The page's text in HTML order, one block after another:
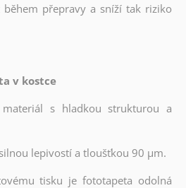
během přepravy a sníží tak riziko
v kostce
s hladkou strukturou a
lepivostí a tloušťkou 90 µm.
tisku je fototapeta odolná